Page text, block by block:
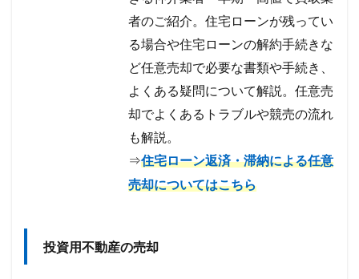
者のご紹介。住宅ローンが残ってい
る場合や住宅ローンの解約手続きな
ど任意売却で必要な書類や手続き、
よくある疑問について解説。任意売
却でよくあるトラブルや競売の流れ
も解説。
⇒住宅ローン返済・滞納による任意
売却についてはこちら
投資用不動産の売却